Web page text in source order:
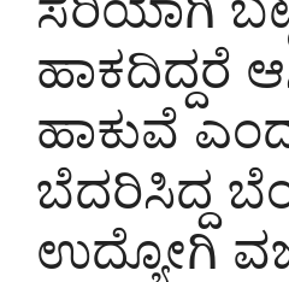
ಹಾಕದಿದ್ದರೆ
ಹಾಕುವೆ
ಬೆದರಿಸಿದ್ದ
ಉದ್ಯೋಗಿ